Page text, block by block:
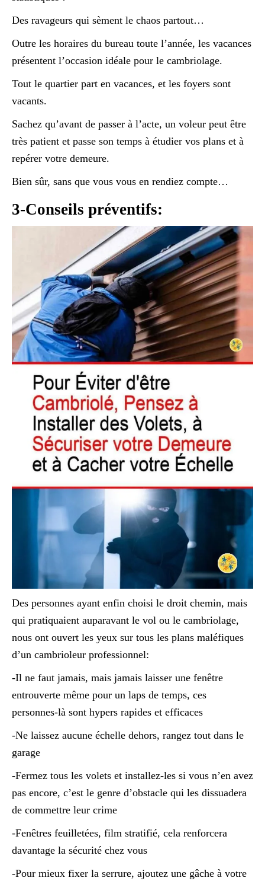
Des ravageurs qui sèment le chaos partout…
Outre les horaires du bureau toute l’année, les vacances
présentent l’occasion idéale pour le cambriolage.
Tout le quartier part en vacances, et les foyers sont
vacants.
Sachez qu’avant de passer à l’acte, un voleur peut être
très patient et passe son temps à étudier vos plans et à
repérer votre demeure.
Bien sûr, sans que vous vous en rendiez compte…
3-Conseils préventifs:
Des personnes ayant enfin choisi le droit chemin, mais
qui pratiquaient auparavant le vol ou le cambriolage,
nous ont ouvert les yeux sur tous les plans maléfiques
d’un cambrioleur professionnel:
-Il ne faut jamais, mais jamais laisser une fenêtre
entrouverte même pour un laps de temps, ces
personnes-là sont hypers rapides et efficaces
-Ne laissez aucune échelle dehors, rangez tout dans le
garage
-Fermez tous les volets et installez-les si vous n’en avez
pas encore, c’est le genre d’obstacle qui les dissuadera
de commettre leur crime
-Fenêtres feuilletées, film stratifié, cela renforcera
davantage la sécurité chez vous
-Pour mieux fixer la serrure, ajoutez une gâche à votre